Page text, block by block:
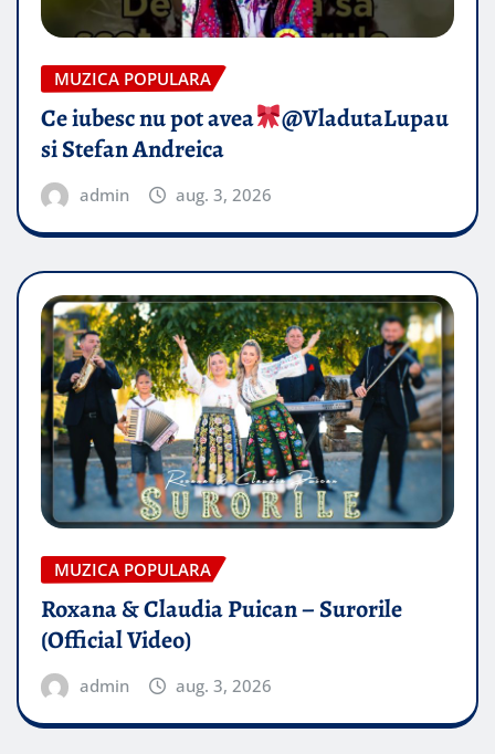
MUZICA POPULARA
Ce iubesc nu pot avea
​@VladutaLupau
si Stefan Andreica
admin aug. 3, 2026
MUZICA POPULARA
Roxana & Claudia Puican – Surorile
(Official Video)
admin aug. 3, 2026